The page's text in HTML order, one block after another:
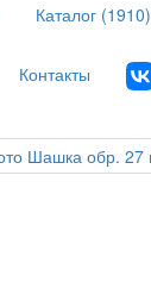
Каталог (1910)
Контакты